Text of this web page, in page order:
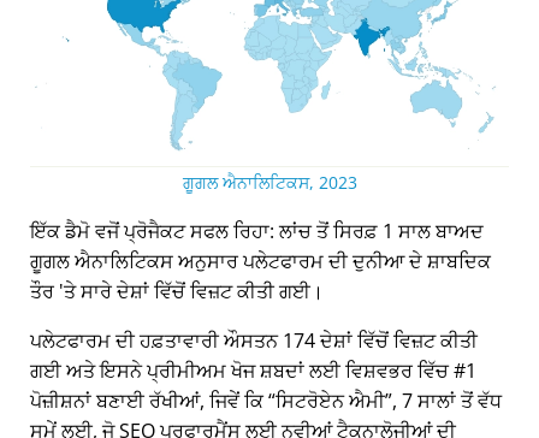
ਗੂਗਲ ਐਨਾਲਿਟਿਕਸ, 2023
ਇੱਕ ਡੈਮੋ ਵਜੋਂ ਪ੍ਰੋਜੈਕਟ ਸਫਲ ਰਿਹਾ: ਲਾਂਚ ਤੋਂ ਸਿਰਫ਼ 1 ਸਾਲ ਬਾਅਦ
ਗੂਗਲ ਐਨਾਲਿਟਿਕਸ ਅਨੁਸਾਰ ਪਲੇਟਫਾਰਮ ਦੀ ਦੁਨੀਆ ਦੇ ਸ਼ਾਬਦਿਕ
ਤੌਰ 'ਤੇ ਸਾਰੇ ਦੇਸ਼ਾਂ ਵਿੱਚੋਂ ਵਿਜ਼ਟ ਕੀਤੀ ਗਈ।
ਪਲੇਟਫਾਰਮ ਦੀ ਹਫ਼ਤਾਵਾਰੀ ਔਸਤਨ 174 ਦੇਸ਼ਾਂ ਵਿੱਚੋਂ ਵਿਜ਼ਟ ਕੀਤੀ
ਗਈ ਅਤੇ ਇਸਨੇ ਪ੍ਰੀਮੀਅਮ ਖੋਜ ਸ਼ਬਦਾਂ ਲਈ ਵਿਸ਼ਵਭਰ ਵਿੱਚ #1
ਪੋਜ਼ੀਸ਼ਨਾਂ ਬਣਾਈ ਰੱਖੀਆਂ, ਜਿਵੇਂ ਕਿ ਸਿਟਰੋਏਨ ਐਮੀ , 7 ਸਾਲਾਂ ਤੋਂ ਵੱਧ
ਸਮੇਂ ਲਈ, ਜੋ SEO ਪਰਫਾਰਮੈਂਸ ਲਈ ਨਵੀਆਂ ਟੈਕਨਾਲੋਜੀਆਂ ਦੀ